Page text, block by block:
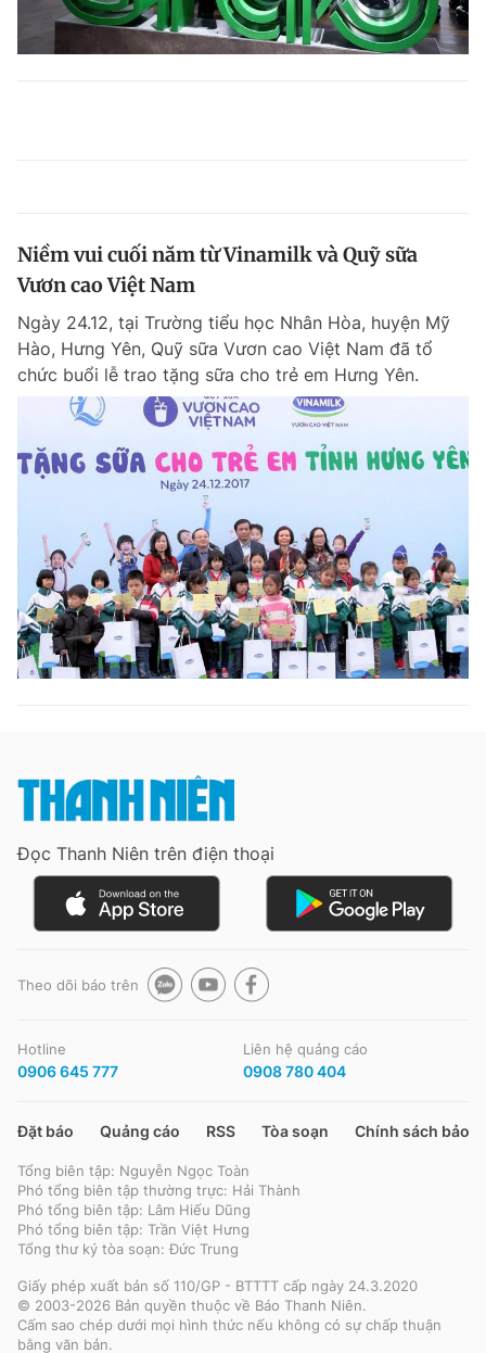
Niềm vui cuối năm từ Vinamilk và Quỹ sữa
Vươn cao Việt Nam
Ngày 24.12, tại Trường tiểu học Nhân Hòa, huyện Mỹ
Hào, Hưng Yên, Quỹ sữa Vươn cao Việt Nam đã tổ
chức buổi lễ trao tặng sữa cho trẻ em Hưng Yên.
Đọc Thanh Niên trên điện thoại
Theo dõi báo trên
Hotline
0906 645 777
Liên hệ quảng cáo
0908 780 404
Đặt báo Quảng cáo RSS Tòa soạn Chính sách bảo
Tổng biên tập: Nguyễn Ngọc Toàn
Phó tổng biên tập thường trực: Hải Thành
Phó tổng biên tập: Lâm Hiếu Dũng
Phó tổng biên tập: Trần Việt Hưng
Tổng thư ký tòa soạn: Đức Trung
Giấy phép xuất bản số 110/GP - BTTTT cấp ngày 24.3.2020
© 2003-2026 Bản quyền thuộc về Báo Thanh Niên.
Cấm sao chép dưới mọi hình thức nếu không có sự chấp thuận
bằng văn bản.